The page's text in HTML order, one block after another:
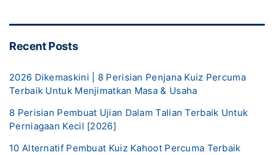
Recent Posts
2026 Dikemaskini | 8 Perisian Penjana Kuiz Percuma
Terbaik Untuk Menjimatkan Masa & Usaha
8 Perisian Pembuat Ujian Dalam Talian Terbaik Untuk
Perniagaan Kecil [2026]
10 Alternatif Pembuat Kuiz Kahoot Percuma Terbaik